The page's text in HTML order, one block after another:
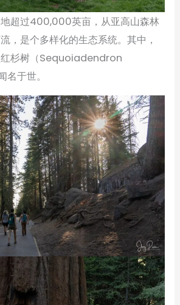
超过400,000英亩，从亚高山森林
，是个多样化的生态系统。其中，
红杉树（Sequoiadendron
于世。